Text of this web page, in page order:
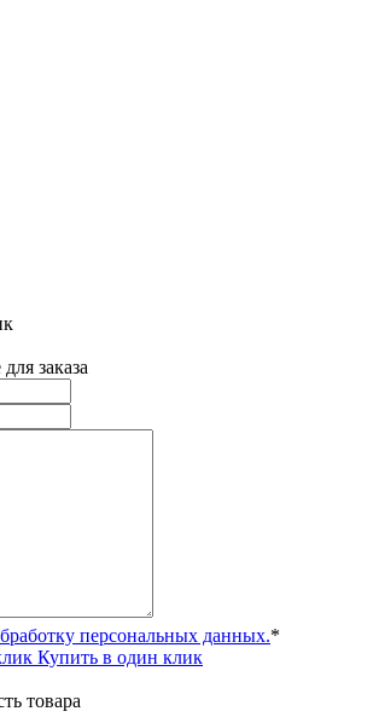
заказа
персональных данных.*
Купить в один клик
товара